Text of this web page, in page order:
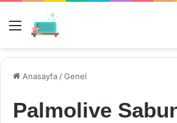
Menü
Anasayfa /Genel
Palmolive